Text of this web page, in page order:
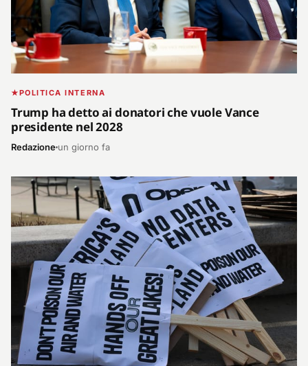
POLITICA INTERNA
Trump ha detto ai donatori che vuole Vance
presidente nel 2028
Redazione un giorno fa